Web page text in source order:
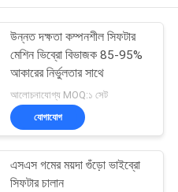
উন্নত দক্ষতা কম্পনশীল সিফটার
মেশিন ভিব্রো বিভাজক 85-95%
আকারের নির্ভুলতার সাথে
আলোচনাযোগ্য MOQ:১ সেট
যোগাযোগ
এসএস গমের ময়দা গুঁড়ো ভাইব্রো
সিফটার চালান